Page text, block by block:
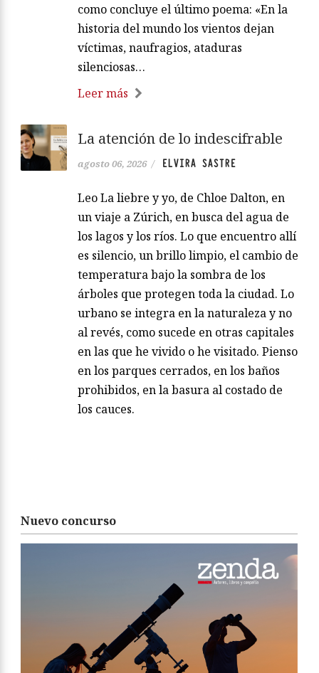
como concluye el último poema: «En la
historia del mundo los vientos dejan
víctimas, naufragios, ataduras
silenciosas…
Leer más
La atención de lo indescifrable
agosto 06, 2026 / ELVIRA SASTRE
Leo La liebre y yo, de Chloe Dalton, en
un viaje a Zúrich, en busca del agua de
los lagos y los ríos. Lo que encuentro allí
es silencio, un brillo limpio, el cambio de
temperatura bajo la sombra de los
árboles que protegen toda la ciudad. Lo
urbano se integra en la naturaleza y no
al revés, como sucede en otras capitales
en las que he vivido o he visitado. Pienso
en los parques cerrados, en los baños
prohibidos, en la basura al costado de
los cauces.
Nuevo concurso